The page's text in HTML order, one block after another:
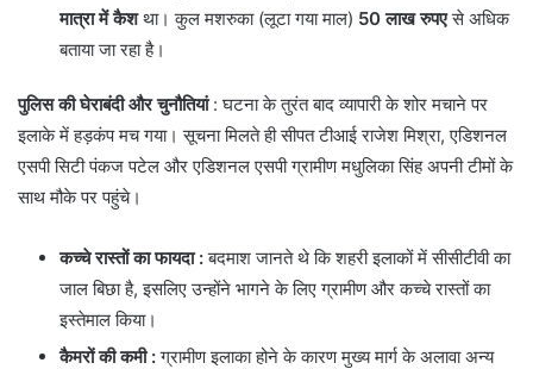
मात्रा में कैशथा। कुल मशरुका (लूटा गया माल) 50 लाख रुपएसे अधिक
बताया जा रहा है।
पुलिस की घेराबंदी और चुनौतियां: ​घटना के तुरंत बाद व्यापारी के शोर मचाने पर
इलाके में हड़कंप मच गया। सूचना मिलते ही सीपत टीआई राजेश मिश्रा, एडिशनल
एसपी सिटी पंकज पटेल और एडिशनल एसपी ग्रामीण मधुलिका सिंह अपनी टीमों के
साथ मौके पर पहुंचे।
कच्चे रास्तों का फायदा :बदमाश जानते थे कि शहरी इलाकों में सीसीटीवी का
जाल बिछा है, इसलिए उन्होंने भागने के लिए ग्रामीण और कच्चे रास्तों का
इस्तेमाल किया।
कैमरों की कमी :ग्रामीण इलाका होने के कारण मुख्य मार्ग के अलावा अन्य